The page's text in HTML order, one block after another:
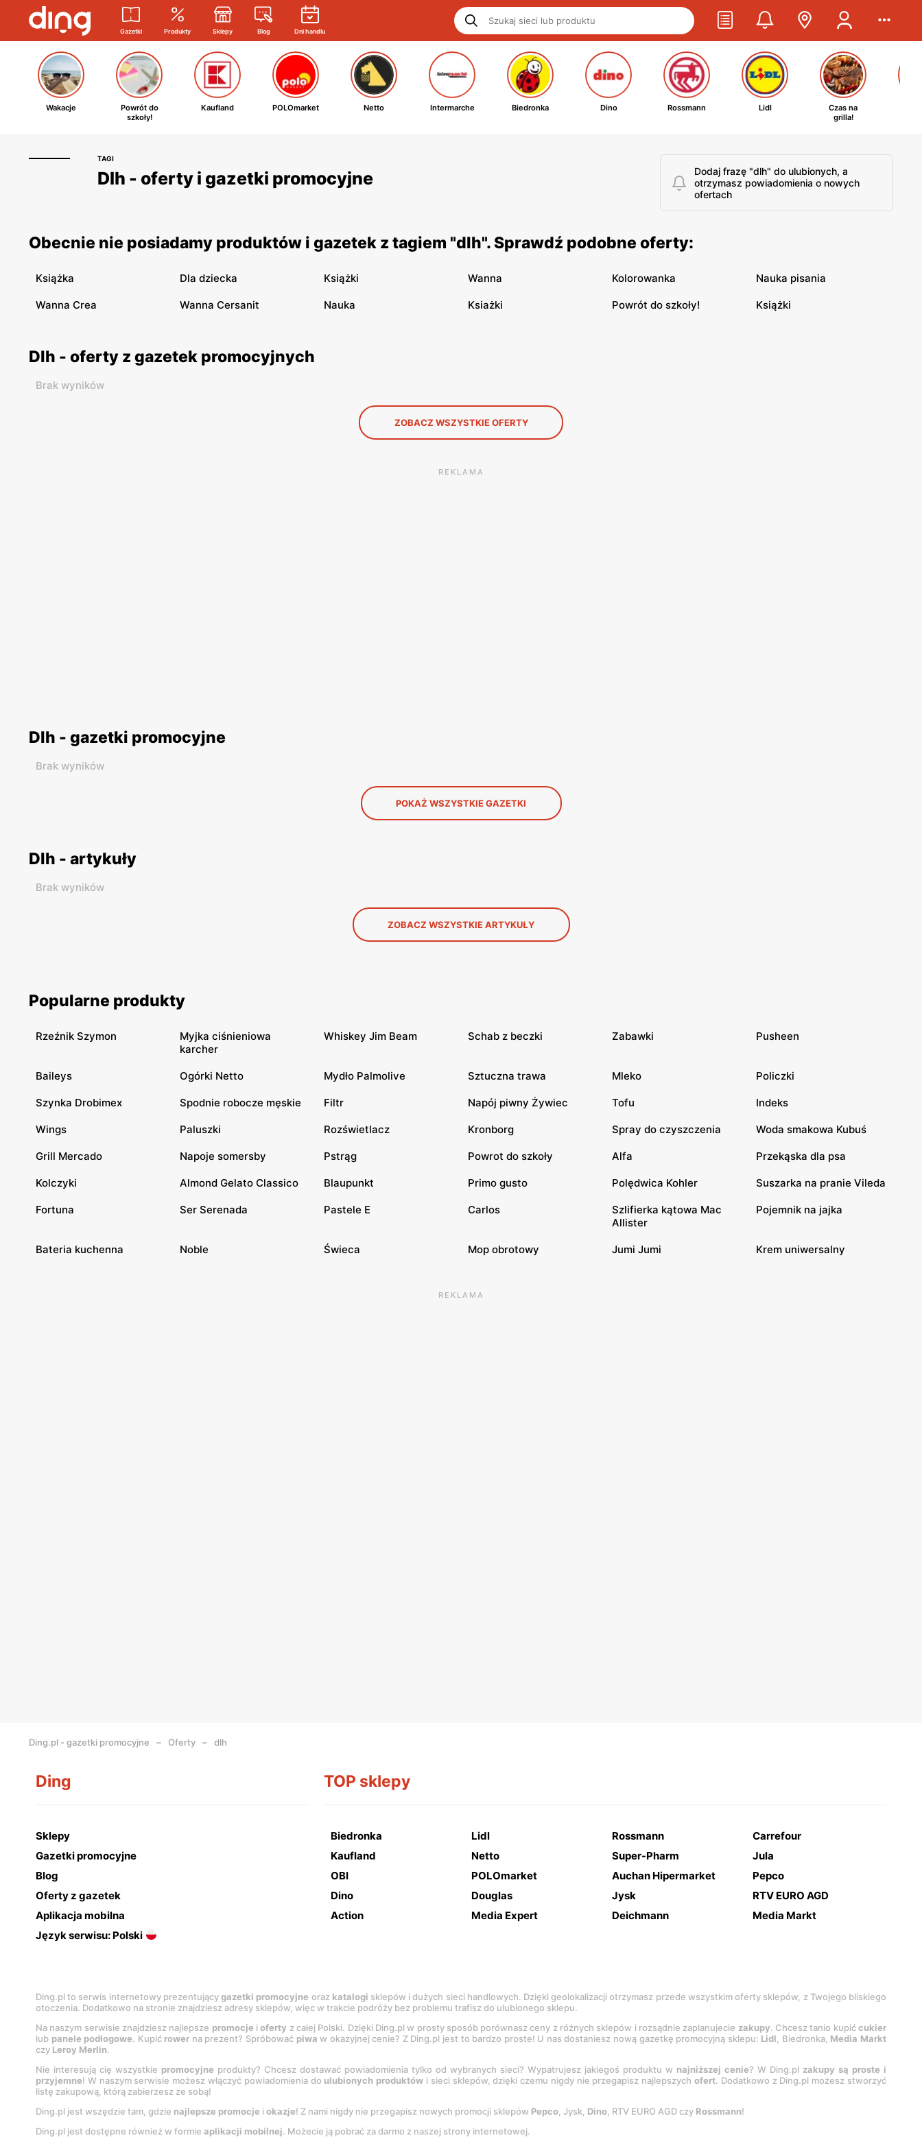
Gazetki Produkty Sklepy Blog Dni handlu
Wakacje
Powrót do
szkoły!
Kaufland POLOmarket Netto Intermarche Biedronka Dino Rossmann Lidl
Czas na
grilla!
TAGI
Dlh - oferty i gazetki promocyjne
Dodaj frazę "dlh" do ulubionych, a
otrzymasz powiadomienia o nowych
ofertach
Obecnie nie posiadamy produktów i gazetek z tagiem "dlh". Sprawdź podobne oferty:
Książka Dla dziecka Książki Wanna Kolorowanka Nauka pisania
Wanna Crea Wanna Cersanit Nauka Ksiażki Powrót do szkoły! Książki
Dlh - oferty z gazetek promocyjnych
Brak wyników
ZOBACZ WSZYSTKIE OFERTY
REKLAMA
Dlh - gazetki promocyjne
Brak wyników
POKAŻ WSZYSTKIE GAZETKI
Dlh - artykuły
Brak wyników
ZOBACZ WSZYSTKIE ARTYKUŁY
Popularne produkty
Rzeźnik Szymon
Myjka ciśnieniowa
karcher
Whiskey Jim Beam Schab z beczki Zabawki Pusheen
Baileys Ogórki Netto Mydło Palmolive Sztuczna trawa Mleko Policzki
Szynka Drobimex Spodnie robocze męskie Filtr Napój piwny Żywiec Tofu Indeks
Wings Paluszki Rozświetlacz Kronborg Spray do czyszczenia Woda smakowa Kubuś
Grill Mercado Napoje somersby Pstrąg Powrot do szkoły Alfa Przekąska dla psa
Kolczyki Almond Gelato Classico Blaupunkt Primo gusto Polędwica Kohler Suszarka na pranie Vileda
Fortuna Ser Serenada Pastele E Carlos
Szlifierka kątowa Mac
Allister
Pojemnik na jajka
Bateria kuchenna Noble Świeca Mop obrotowy Jumi Jumi Krem uniwersalny
REKLAMA
Ding.pl - gazetki promocyjne Oferty dlh
Ding
Sklepy
Gazetki promocyjne
Blog
Oferty z gazetek
Aplikacja mobilna
Język serwisu: Polski
TOP sklepy
Biedronka Lidl Rossmann
Carrefour
Kaufland
Netto Super-Pharm
Jula
OBI
POLOmarket Auchan Hipermarket
Pepco
Dino
Douglas Jysk
RTV EURO AGD
Action
Media Expert Deichmann Media Markt
Ding.pl to serwis internetowy prezentującygazetki promocyjne oraz katalogi sklepów i dużych sieci handlowych. Dzięki geolokalizacji otrzymasz przede wszystkim oferty sklepów, z Twojego bliskiego
otoczenia. Dodatkowo na stronie znajdziesz adresy sklepów, więc w trakcie podróży bez problemu trafisz do ulubionego sklepu.
Na naszym serwisie znajdziesz najlepsze promocje ioferty z całej Polski. Dzięki Ding.pl w prosty sposób porównasz ceny z różnych sklepów i rozsądnie zaplanujecie zakupy. Chcesz tanio kupićcukier
lub panele podłogowe. Kupić rower na prezent? Spróbować piwa w okazyjnej cenie? Z Ding.pl jest to bardzo proste! U nas dostaniesz nową gazetkę promocyjną sklepu: Lidl, Biedronka, Media Markt
czy Leroy Merlin.
Nie interesują cię wszystkie promocyjne produkty? Chcesz dostawać powiadomienia tylko od wybranych sieci? Wypatrujesz jakiegoś produktu w najniższej cenie? W Ding.pl zakupy są proste i
przyjemne! W naszym serwisie możesz włączyć powiadomienia do ulubionych produktów i sieci sklepów, dzięki czemu nigdy nie przegapisz najlepszychofert. Dodatkowo z Ding.pl możesz stworzyć
listę zakupową, którą zabierzesz ze sobą!
Ding.pl jest wszędzie tam, gdzie najlepsze promocje i okazje! Z nami nigdy nie przegapisz nowych promocji sklepów Pepco, Jysk, Dino, RTV EURO AGD czy Rossmann!
Ding.pl jest dostępne również w formie aplikacji mobilnej. Możecie ją pobrać za darmo z naszej strony internetowej.